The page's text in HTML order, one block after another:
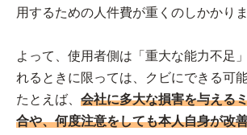
用するための人件費が重くのしかかりま
よって、使用者側は「重大な能力不足
れるときに限っては、クビにできる可
たとえば、 会社に多大な損害を与える
合や、何度注意をしても本人自身が改